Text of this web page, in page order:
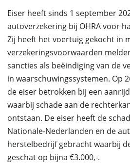
Eiser heeft sinds 1 september
autoverzekering bij OHRA voor
Zij heeft het voertuig gekocht in
verzekeringsvoorwaarden
sancties als beëindiging van de
in waarschuwingssystemen. Op
de eiser betrokken bij een
waarbij schade aan de
ontstaan. De eiser heeft de
Nationale-Nederlanden en de
herstelbedrijf gebracht waarbij
geschat op bijna €3.000,-.